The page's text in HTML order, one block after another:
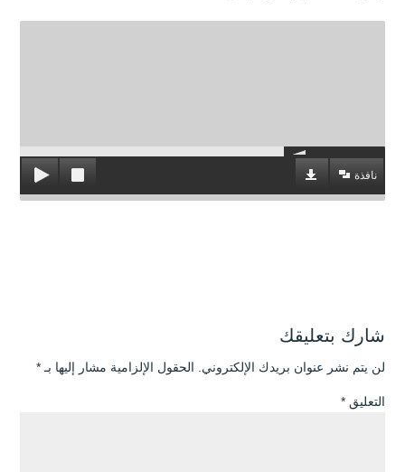
نافذة
شارك بتعليقك
لن يتم نشر عنوان بريدك الإلكتروني. الحقول الإلزامية مشار إليها بـ *
التعليق *